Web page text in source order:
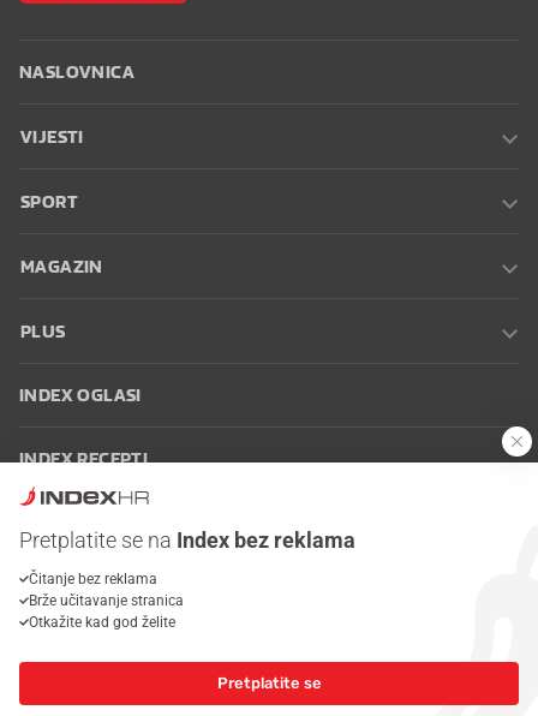
NASLOVNICA
VIJESTI
SPORT
MAGAZIN
PLUS
INDEX OGLASI
INDEX RECEPTI
Oglašavanje Zaposli se na Indexu
korištenja
Postavke kolačića
© 2026 Index
Pretplatite se na Index bez reklama
Čitanje bez reklama
Brže učitavanje stranica
Otkažite kad god želite
Pretplatite se